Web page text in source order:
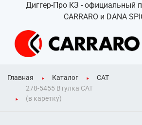
Диггер-Про КЗ - официальный
CARRARO и DANA
Главная Каталог
CAT
278-5455 Втулка CAT
(в каретку)